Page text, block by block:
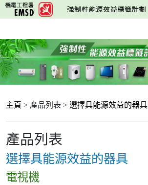
跳
至
要
內
容
主頁 > 產品列表 > 選擇具能源效益的器具
產品列表
選擇具能源效益的器具
電視機